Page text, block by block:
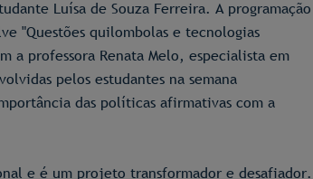
Luísa de Souza Ferreira. A programação
"Questões quilombolas e tecnologias
a professora Renata Melo, especialista em
pelos estudantes na semana
das políticas afirmativas com a
e é um projeto transformador e desafiador.